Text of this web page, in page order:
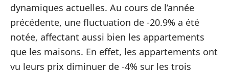
dynamiques actuelles. Au cours de l’année
précédente, une fluctuation de -20.9% a été
notée, affectant aussi bien les appartements
que les maisons. En effet, les appartements ont
vu leurs prix diminuer de -4% sur les trois